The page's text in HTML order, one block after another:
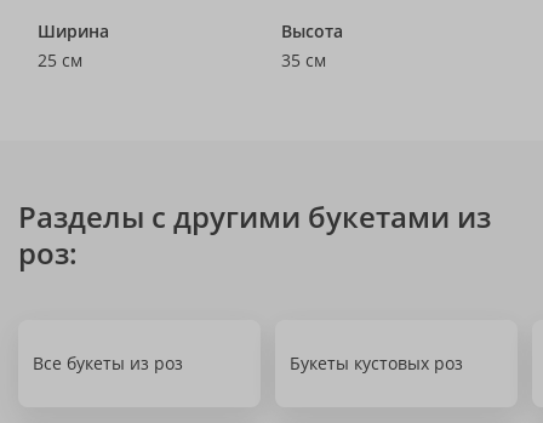
Ширина
25 см
Высота
35 см
Разделы с другими букетами из
роз:
Все букеты из роз Букеты кустовых роз